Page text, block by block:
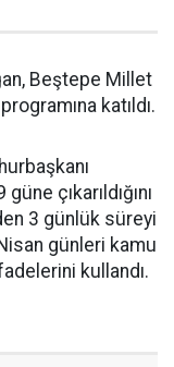
Beştepe Millet
katıldı.
çıkarıldığını
3 günlük süreyi
günleri kamu
kullandı.